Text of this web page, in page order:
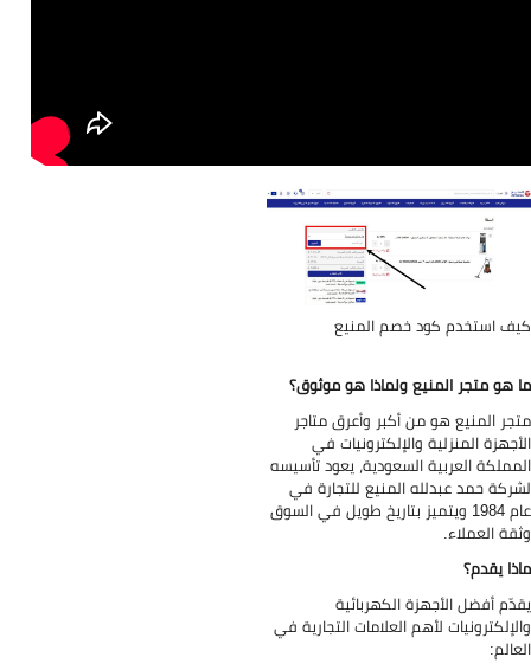
استخدم كود خصم المنيع
هو متجر المنيع ولماذا هو موثوق؟
المنيع هو من أكبر وأعرق متاجر
المنزلية والإلكترونيات في
العربية السعودية، يعود تأسيسه
حمد عبدلله المنيع للتجارة في
عام 1984 ويتميز بتاريخ طويل في السوق
العملاء.
يقدم؟
أفضل الأجهزة الكهربائية
لأهم العلامات التجارية في